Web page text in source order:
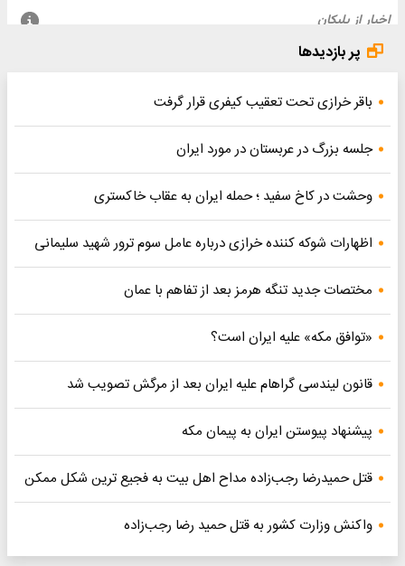
پر بازدیدها
باقر خرازی تحت تعقیب کیفری قرار گرفت
جلسه بزرگ در عربستان در مورد ایران
وحشت در کاخ سفید ؛ حمله ایران به عقاب خاکستری
اظهارات شوکه کننده خرازی درباره عامل سوم ترور شهید سلیمانی
مختصات جدید تنگه هرمز بعد از تفاهم با عمان
«توافق مکه» علیه ایران است؟
قانون لیندسی گراهام علیه ایران بعد از مرگش تصویب شد
پیشنهاد پیوستن ایران به پیمان مکه
قتل حمیدرضا رجب‌زاده مداح اهل بیت به فجیع ترین شکل ممکن
واکنش وزارت کشور به قتل حمید رضا رجب‌زاده